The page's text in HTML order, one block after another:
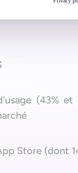
(43%
Store (dont